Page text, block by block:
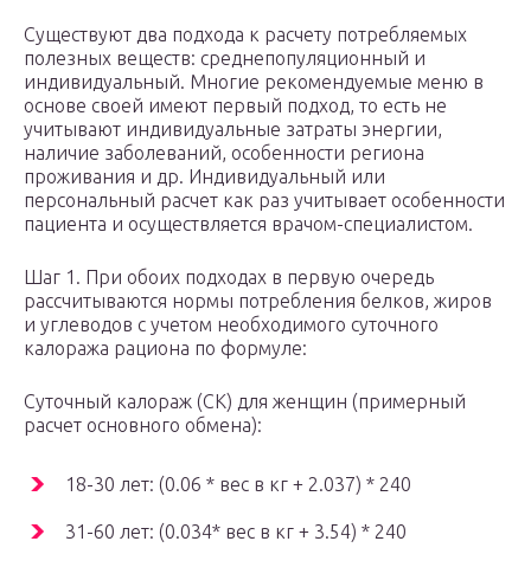
Существуют два подхода к расчету потребляемых
полезных веществ: среднепопуляционный и
индивидуальный. Многие рекомендуемые меню в
основе своей имеют первый подход, то есть не
учитывают индивидуальные затраты энергии,
наличие заболеваний, особенности региона
проживания и др. Индивидуальный или
персональный расчет как раз учитывает особенности
пациента и осуществляется врачом-специалистом.
Шаг 1. При обоих подходах в первую очередь
рассчитываются нормы потребления белков, жиров
и углеводов с учетом необходимого суточного
калоража рациона по формуле:
Суточный калораж (СК) для женщин (примерный
расчет основного обмена):
18-30 лет: (0.06 * вес в кг + 2.037) * 240
31-60 лет: (0.034* вес в кг + 3.54) * 240